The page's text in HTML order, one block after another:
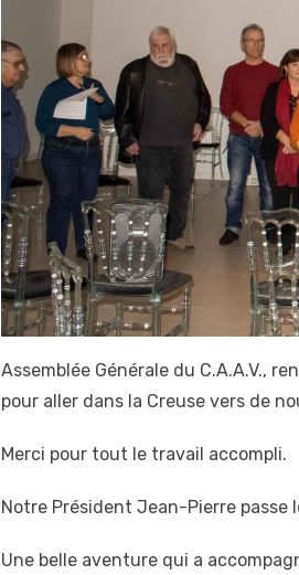
Assemblée Générale du C.A.A.V.,
pour aller dans la Creuse vers de
Merci pour tout le travail accompli.
Notre Président Jean-Pierre passe
Une belle aventure qui a